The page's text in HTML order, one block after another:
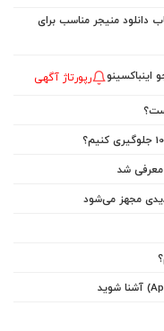
دانلود منیجر مناسب برای
اینباکسینو رپورتاژ آگهی
مجهز می‌شود